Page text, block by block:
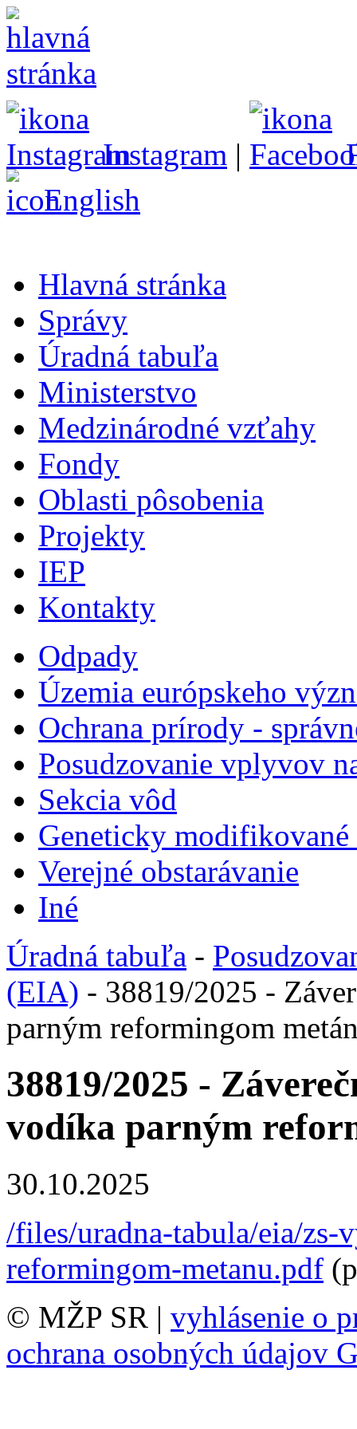
Instagram |
English
Hlavná stránka
Správy
Úradná tabuľa
Ministerstvo
Medzinárodné vzťahy
Fondy
Oblasti pôsobenia
Projekty
IEP
Kontakty
Odpady
Územia európskeho
Ochrana prírody -
Posudzovanie vplyvov
Sekcia vôd
Geneticky
Verejné obstarávanie
Iné
Úradná tabuľa -
(EIA) - 38819/2025 -
parným reformingom
38819/2025 -
vodíka parným
30.10.2025
/files/uradna-tabula/eia/
reformingom-metanu.pdf
© MŽP SR | vyhlásenie o
ochrana osobných údajov